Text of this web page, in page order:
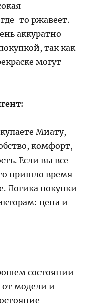
то ржавеет.
аккуратно
так как
могут
Миату,
комфорт,
Если вы все
пришло время
Логика покупки
цена и
состоянии
от модели и